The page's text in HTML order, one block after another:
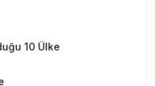
10 Ülke